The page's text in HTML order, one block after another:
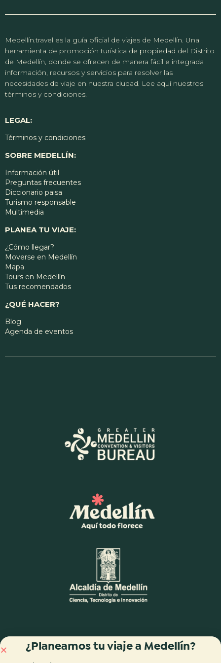
Medellín.travel es la guía oficial de viajes de Medellín. Una
herramienta de promoción turística de propiedad del Distrito
de Medellín, donde se ofrecen de manera fácil e integrada
información, recursos y servicios para resolver las
necesidades de viaje en nuestra ciudad. Lee aquí nuestros
términos y condiciones.
LEGAL:
Términos y condiciones
SOBRE MEDELLÍN:
Información útil
Preguntas frecuentes
Diccionario paisa
Turismo responsable
Multimedia
PLANEA TU VIAJE:
¿Cómo llegar?
Moverse en Medellín
Mapa
Tours en Medellín
Tus recomendados
¿QUÉ HACER?
Blog
Agenda de eventos
¿Planeamos tu viaje a Medellín?